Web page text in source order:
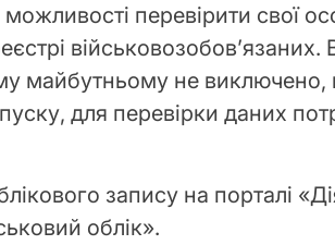
перевірити свої
військовозобовʼязаних.
майбутньому не виключено,
для перевірки даних
запису на порталі
облік».